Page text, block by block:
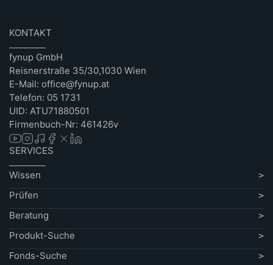
KONTAKT
fynup GmbH
Reisnerstraße 35/30,1030 Wien
E-Mail: office@fynup.at
Telefon: 05 1731
UID: ATU71880501
Firmenbuch-Nr: 461426v
SERVICES
Wissen
Prüfen
Beratung
Produkt-Suche
Fonds-Suche